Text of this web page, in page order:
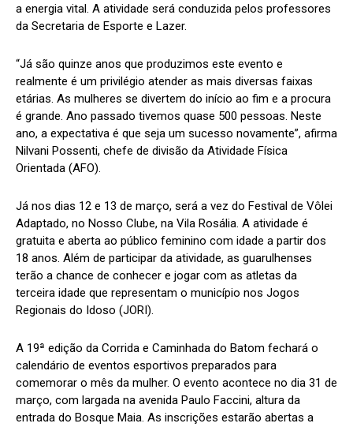
a energia vital. A atividade será conduzida pelos professores
da Secretaria de Esporte e Lazer.
“Já são quinze anos que produzimos este evento e
realmente é um privilégio atender as mais diversas faixas
etárias. As mulheres se divertem do início ao fim e a procura
é grande. Ano passado tivemos quase 500 pessoas. Neste
ano, a expectativa é que seja um sucesso novamente”, afirma
Nilvani Possenti, chefe de divisão da Atividade Física
Orientada (AFO).
Já nos dias 12 e 13 de março, será a vez do Festival de Vôlei
Adaptado, no Nosso Clube, na Vila Rosália. A atividade é
gratuita e aberta ao público feminino com idade a partir dos
18 anos. Além de participar da atividade, as guarulhenses
terão a chance de conhecer e jogar com as atletas da
terceira idade que representam o município nos Jogos
Regionais do Idoso (JORI).
A 19ª edição da Corrida e Caminhada do Batom fechará o
calendário de eventos esportivos preparados para
comemorar o mês da mulher. O evento acontece no dia 31 de
março, com largada na avenida Paulo Faccini, altura da
entrada do Bosque Maia. As inscrições estarão abertas a